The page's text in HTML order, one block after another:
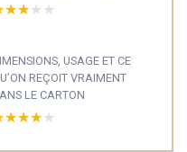
USAGE ET CE
REÇOIT VRAIMENT
LE CARTON